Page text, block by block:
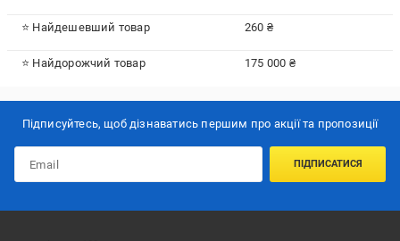
⭐ Найдешевший товар 260 ₴
⭐ Найдорожчий товар 175 000 ₴
Підписуйтесь, щоб дізнаватись першим про акції та пропозиції
ПІДПИСАТИСЯ